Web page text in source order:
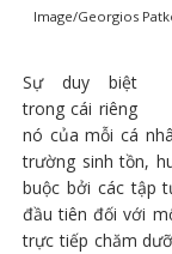
Image/Georgios
Sự duy biệt
trong cái riêng
nó của mỗi cá
trường sinh tồn,
buộc bởi các tập
đầu tiên đối với
trực tiếp chăm